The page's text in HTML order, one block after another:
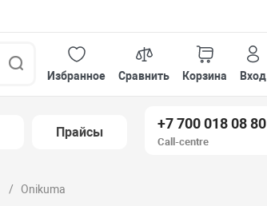
Избранное
Сравнить Корзина Вход
Прайсы
+7 700 018 08 80
Call-centre
Onikuma